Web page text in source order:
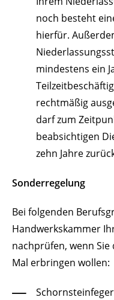
noch besteht
hierfür.
mindestens ein
rechtmäßig
darf zum
beabsichtigen
zehn Jahre
Sonderregelung
Bei folgenden
Handwerkskammer
nachprüfen, wenn
Mal erbringen wollen: